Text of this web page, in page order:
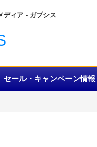
ディア
セール・キャンペーン情報